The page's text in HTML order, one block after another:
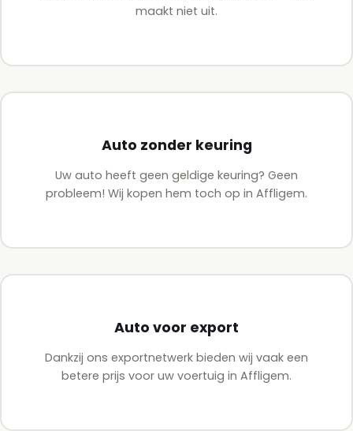
maakt niet uit.
Auto zonder keuring
Uw auto heeft geen geldige keuring? Geen
probleem! Wij kopen hem toch op in Affligem.
Auto voor export
Dankzij ons exportnetwerk bieden wij vaak een
betere prijs voor uw voertuig in Affligem.